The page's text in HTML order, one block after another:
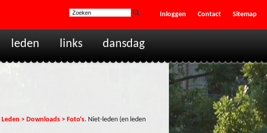
Inloggen Contact Sitemap
leden links dansdag
Leden > Downloads > Foto's. Niet-leden (en leden